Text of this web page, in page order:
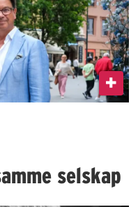
selskap